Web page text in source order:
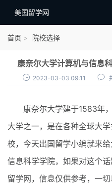
美国留学网
院校
材料
签证
首页 院校选择
康奈尔大学计算机与信息
2023-03-03 09:11
康奈尔大学建于1583年
大学之一，是在各种全球大
校，今天出国留学小编就来
信息科学学院，如果对这个
留学网，信息仅供参考，一